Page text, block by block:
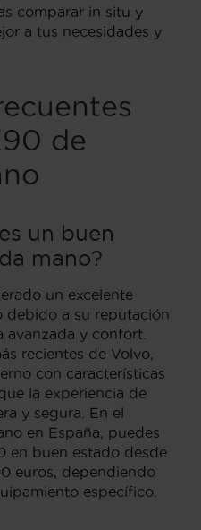
comparar in situ y
a tus necesidades y
de
un buen
mano?
un excelente
debido a su reputación
avanzada y confort.
recientes de Volvo,
con características
la experiencia de
y segura. En el
en España, puedes
en buen estado desde
euros, dependiendo
específico.